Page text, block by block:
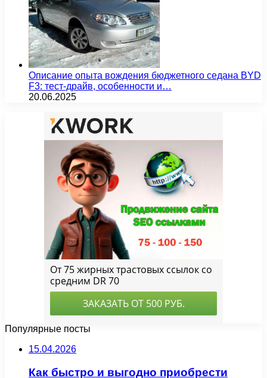
Описание опыта вождения бюджетного седана BYD
F3: тест-драйв, особенности и…
20.06.2025
Популярные посты
15.04.2026
Как быстро и выгодно приобрести